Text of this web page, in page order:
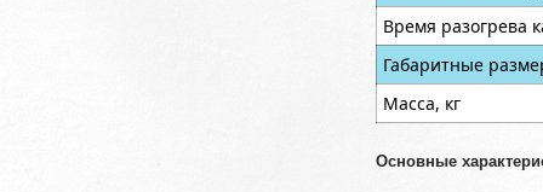
Время разогрева
Габаритные
Масса, кг
Основные